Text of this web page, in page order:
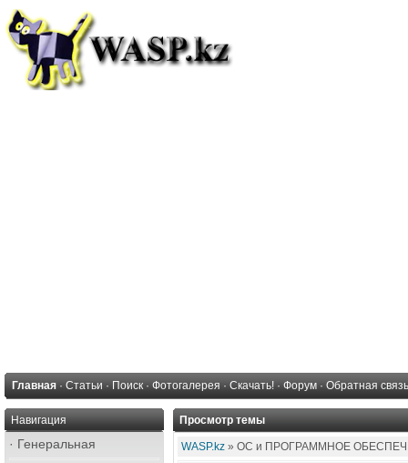
Главная · Статьи · Поиск · Фотогалерея · Скачать! · Форум · Обратная связь
Навигация
· Генеральная
Просмотр темы
WASP.kz » ОС и ПРОГРАММНОЕ